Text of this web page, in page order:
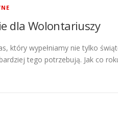
dla Wolontariuszy
który wypełniamy nie tylko
tego potrzebują. Jak co